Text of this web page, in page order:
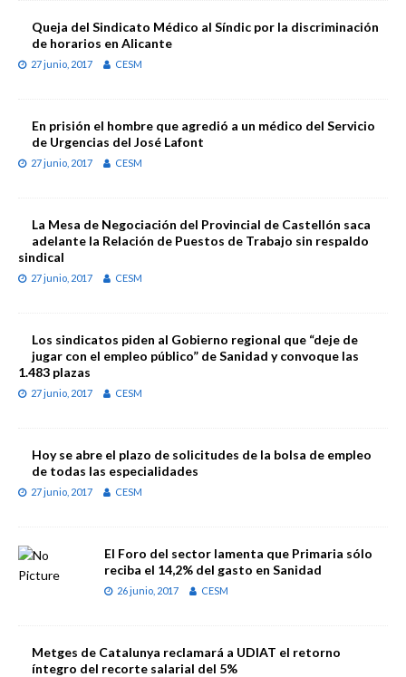
Queja del Sindicato Médico al Síndic por la discriminación
de horarios en Alicante
27 junio, 2017 CESM
En prisión el hombre que agredió a un médico del Servicio
de Urgencias del José Lafont
27 junio, 2017 CESM
La Mesa de Negociación del Provincial de Castellón saca
adelante la Relación de Puestos de Trabajo sin respaldo
sindical
27 junio, 2017 CESM
Los sindicatos piden al Gobierno regional que “deje de
jugar con el empleo público” de Sanidad y convoque las
1.483 plazas
27 junio, 2017 CESM
Hoy se abre el plazo de solicitudes de la bolsa de empleo
de todas las especialidades
27 junio, 2017 CESM
El Foro del sector lamenta que Primaria sólo
reciba el 14,2% del gasto en Sanidad
26 junio, 2017 CESM
Metges de Catalunya reclamará a UDIAT el retorno
íntegro del recorte salarial del 5%